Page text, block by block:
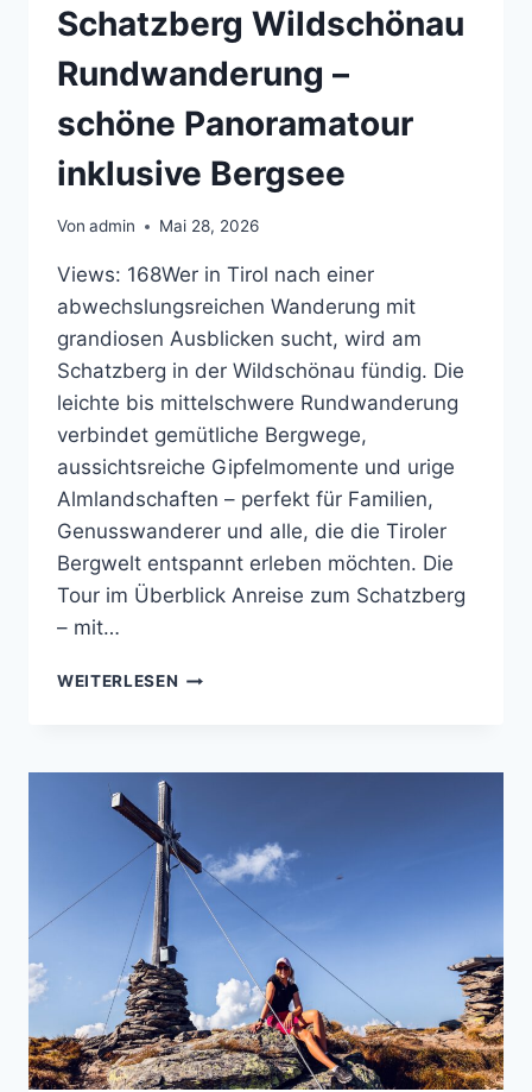
Schatzberg Wildschönau
Rundwanderung –
schöne Panoramatour
inklusive Bergsee
Von admin Mai 28, 2026
Views: 168Wer in Tirol nach einer
abwechslungsreichen Wanderung mit
grandiosen Ausblicken sucht, wird am
Schatzberg in der Wildschönau fündig. Die
leichte bis mittelschwere Rundwanderung
verbindet gemütliche Bergwege,
aussichtsreiche Gipfelmomente und urige
Almlandschaften – perfekt für Familien,
Genusswanderer und alle, die die Tiroler
Bergwelt entspannt erleben möchten. Die
Tour im Überblick Anreise zum Schatzberg
– mit…
WEITERLESEN SCHATZBERG
SCHÖNE
BERGSEE